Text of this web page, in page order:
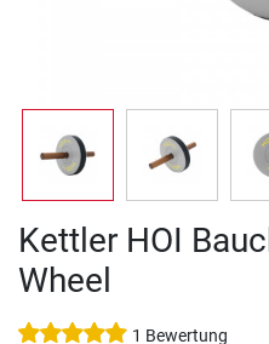
Kettler HOI
Wheel
1 Bewertung